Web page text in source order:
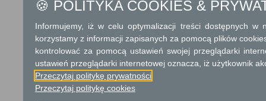
którego wymagane
środowisko, oraz
środowiska w
przeprowadzona
stosowne
wydane.
🍪 POLITYKA COOKIES &
Informujemy, iż w celu optymalizacji treści dostępnych w
korzystamy z informacji zapisanych za pomocą plików
kontrolować za pomocą ustawień swojej przeglądarki
ustawień przeglądarki internetowej oznacza, iż użytkownik
Przeczytaj politykę prywatności
Przeczytaj politykę cookies